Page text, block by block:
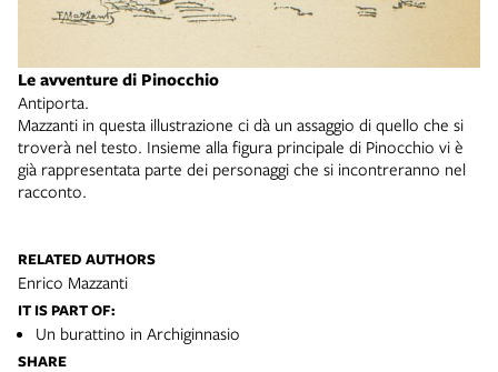
Le avventure di Pinocchio
Antiporta.
Mazzanti in questa illustrazione ci dà un assaggio di quello che si
troverà nel testo. Insieme alla figura principale di Pinocchio vi è
già rappresentata parte dei personaggi che si incontreranno nel
racconto.
RELATED AUTHORS
Enrico Mazzanti
IT IS PART OF:
Un burattino in Archiginnasio
SHARE